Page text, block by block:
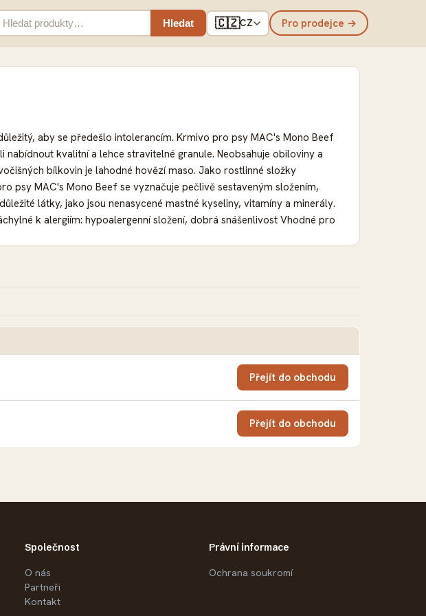
Hledat 🇨🇿CZ Pro prodejce →
aby se předešlo intolerancím. Krmivo pro psy MAC's Mono Beef
kvalitní a lehce stravitelné granule. Neobsahuje obiloviny a
bílkovin je lahodné hovězí maso. Jako rostlinné složky
psy MAC's Mono Beef se vyznačuje pečlivě sestaveným složením,
látky, jako jsou nenasycené mastné kyseliny, vitamíny a minerály.
k alergiím: hypoalergenní složení, dobrá snášenlivost Vhodné pro
umělých barviv a aromat
Přejít do obchodu
Přejít do obchodu
Společnost
O nás
Partneři
Kontakt
Právní informace
Ochrana soukromí